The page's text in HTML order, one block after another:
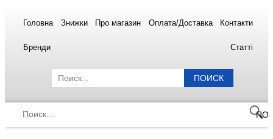
Головна Знижки Про магазин Оплата/Доставка Контакти
Бренди Статті
ПОИСК